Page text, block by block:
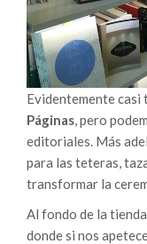
Evidentemente
Páginas , pero
editoriales. Más
para las teteras,
transformar la
Al fondo de la tienda
donde si nos